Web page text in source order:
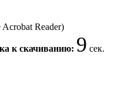
Reader)
к скачиванию: 9 сек.